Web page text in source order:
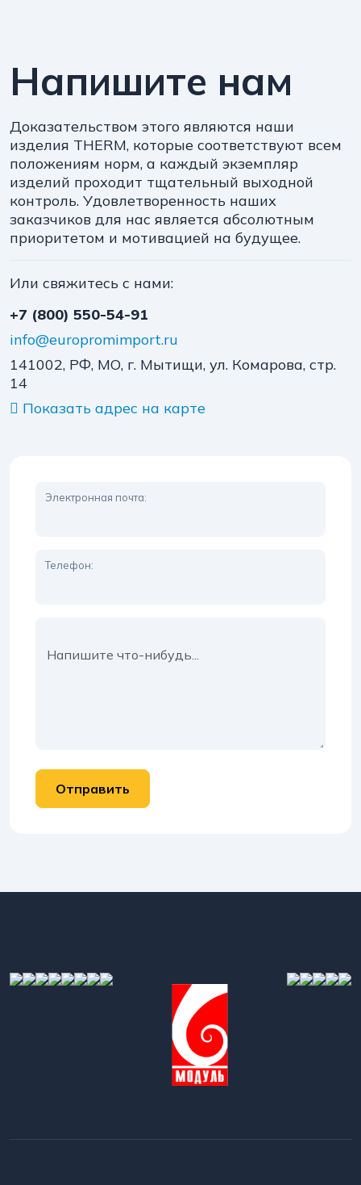
Напишите нам
Доказательством этого являются наши
изделия THERM, которые соответствуют всем
положениям норм, а каждый экземпляр
изделий проходит тщательный выходной
контроль. Удовлетворенность наших
заказчиков для нас является абсолютным
приоритетом и мотивацией на будущее.
Или свяжитесь с нами:
+7 (800) 550-54-91
info@europromimport.ru
141002, РФ, МО, г. Мытищи, ул. Комарова, стр.
14
Показать адрес на карте
Электронная почта:
Телефон: